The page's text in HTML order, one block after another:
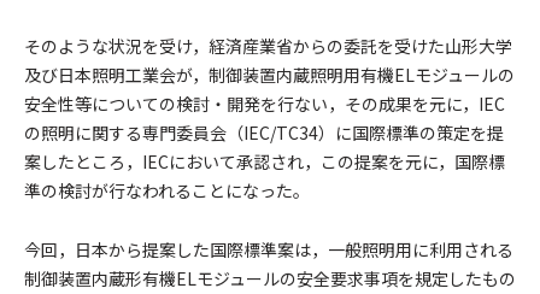
そのような状況を受け，経済産業省からの委託を受けた山形大学
及び日本照明工業会が，制御装置内蔵照明用有機ELモジュールの
安全性等についての検討・開発を行ない，その成果を元に，IEC
の照明に関する専門委員会（IEC/TC34）に国際標準の策定を提
案したところ，IECにおいて承認され，この提案を元に，国際標
準の検討が行なわれることになった。
今回，日本から提案した国際標準案は，一般照明用に利用される
制御装置内蔵形有機ELモジュールの安全要求事項を規定したもの